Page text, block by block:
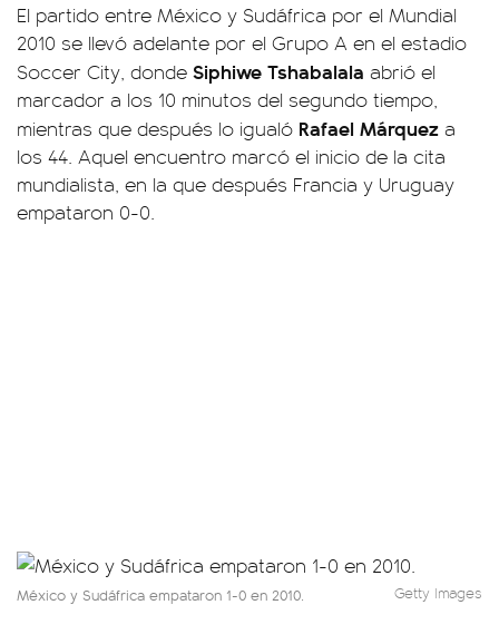
El partido entre México y Sudáfrica por el Mundial
2010 se llevó adelante por el Grupo A en el estadio
Soccer City, donde Siphiwe Tshabalala abrió el
marcador a los 10 minutos del segundo tiempo,
mientras que después lo igualó Rafael Márquez a
los 44. Aquel encuentro marcó el inicio de la cita
mundialista, en la que después Francia y Uruguay
empataron 0-0.
México y Sudáfrica empataron 1-0 en 2010. Getty Images